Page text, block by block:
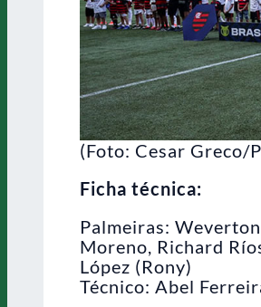
(Foto: Cesar Greco/
Ficha técnica:
Palmeiras:
Moreno, Richard
López (Rony)
Técnico: Abel